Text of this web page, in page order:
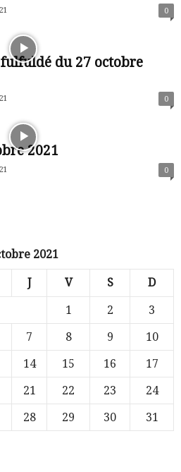
0
du 27 octobre
0
2021
0
2021
J V S D
1 2
3
7 8 9
10
14 15 16
17
21 22 23
24
28 29 30
31